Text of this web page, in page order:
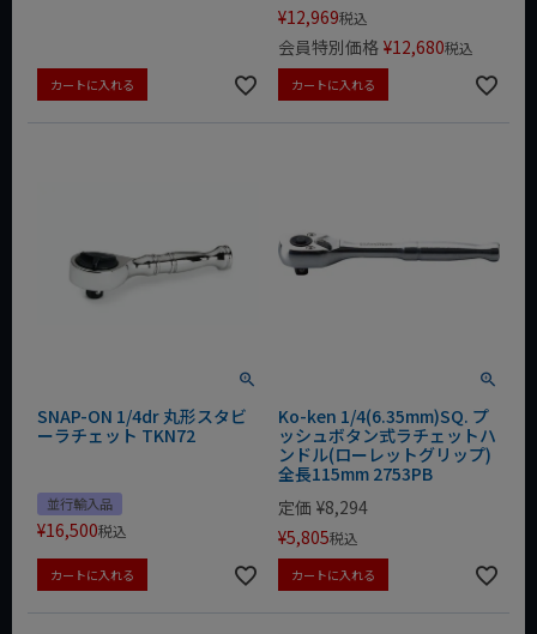
カートに入れる
¥12,969税込
会員特別価格 ¥12,680税込
カートに入れる
SNAP-ON 1/4dr 丸形スタビ
ーラチェット TKN72
並行輸入品
¥16,500税込
カートに入れる
Ko-ken 1/4(6.35mm)SQ. プ
ッシュボタン式ラチェットハ
ンドル(ローレットグリップ)
全長115mm 2753PB
定価 ¥8,294
¥5,805税込
カートに入れる